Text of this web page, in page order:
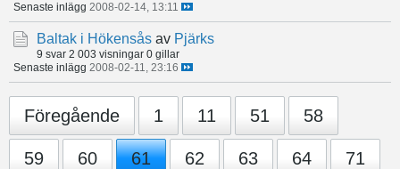
Senaste inlägg 2008-02-14, 13:11
Baltak i Hökensås av Pjärks
9 svar 2 003 visningar 0 gillar
Senaste inlägg 2008-02-11, 23:16
Föregående 1 11 51 58
59 60 61 62 63 64 71